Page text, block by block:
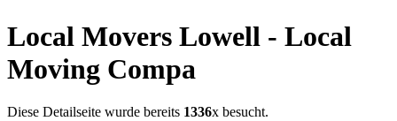
Local Movers Lowell - Local
Moving Compa
Diese Detailseite wurde bereits 1336x besucht.